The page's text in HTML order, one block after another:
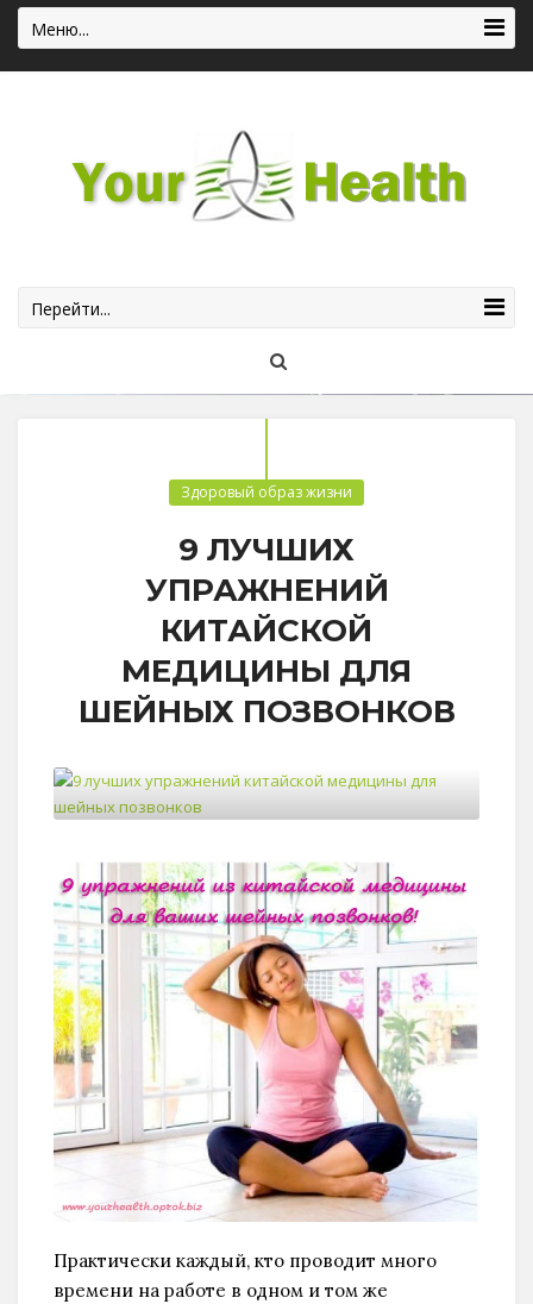
Меню...
Перейти...
Здоровый образ жизни
9 ЛУЧШИХ
УПРАЖНЕНИЙ
КИТАЙСКОЙ
МЕДИЦИНЫ ДЛЯ
ШЕЙНЫХ ПОЗВОНКОВ
Практически каждый, кто проводит много
времени на работе в одном и том же